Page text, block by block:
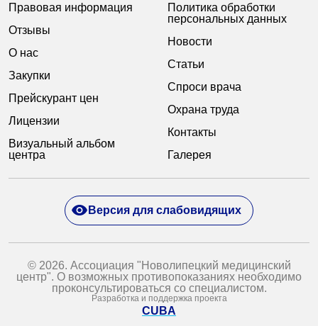
Правовая информация
Отзывы
О нас
Закупки
Прейскурант цен
Лицензии
Визуальный альбом
центра
Политика обработки
персональных данных
Новости
Статьи
Спроси врача
Охрана труда
Контакты
Галерея
© 2026. Ассоциация "Новолипецкий медицинский
центр". О возможных противопоказаниях необходимо
проконсультироваться со специалистом.
Разработка и поддержка проекта
CUBA
Версия для слабовидящих